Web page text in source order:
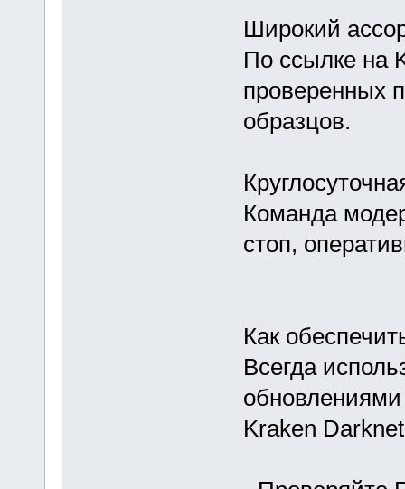
Широкий
По ссылке на
проверенных
образцов.
Команда
стоп,
Как
Всегда
Kraken Darknet